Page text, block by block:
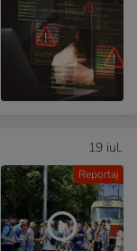
Reportaj
19 iul.